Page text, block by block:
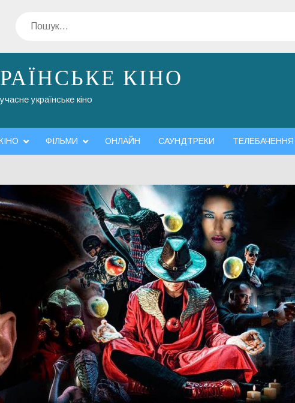
Пошук
КІНО
українське кіно
ФІЛЬМИ ОНЛАЙН САУНДТРЕКИ ТЕЛЕБАЧЕННЯ